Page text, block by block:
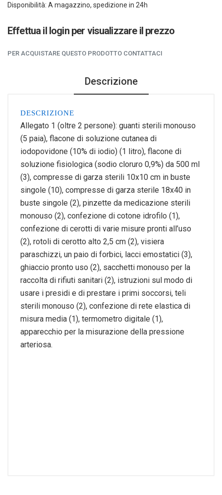
Disponibilità: A magazzino, spedizione in 24h
Effettua il login per visualizzare il prezzo
PER ACQUISTARE QUESTO PRODOTTO CONTATTACI
Descrizione
DESCRIZIONE
Allegato 1 (oltre 2 persone): guanti sterili monouso
(5 paia), flacone di soluzione cutanea di
iodopovidone (10% di iodio) (1 litro), flacone di
soluzione fisiologica (sodio cloruro 0,9%) da 500 ml
(3), compresse di garza sterili 10x10 cm in buste
singole (10), compresse di garza sterile 18x40 in
buste singole (2), pinzette da medicazione sterili
monouso (2), confezione di cotone idrofilo (1),
confezione di cerotti di varie misure pronti all’uso
(2), rotoli di cerotto alto 2,5 cm (2), visiera
paraschizzi, un paio di forbici, lacci emostatici (3),
ghiaccio pronto uso (2), sacchetti monouso per la
raccolta di rifiuti sanitari (2), istruzioni sul modo di
usare i presidi e di prestare i primi soccorsi, teli
sterili monouso (2), confezione di rete elastica di
misura media (1), termometro digitale (1),
apparecchio per la misurazione della pressione
arteriosa.